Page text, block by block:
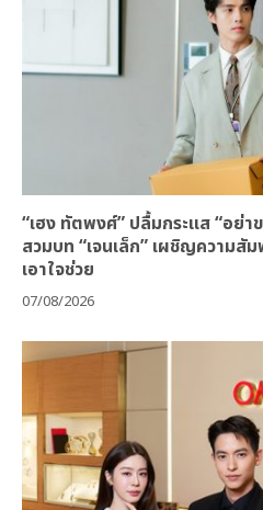
“เฮง ทัตพงศ์” ปลื้มกระแส “อย่
สวมบท “เจนเล็ก” เผชิญความ
เอาใจช่วย
07/08/2026